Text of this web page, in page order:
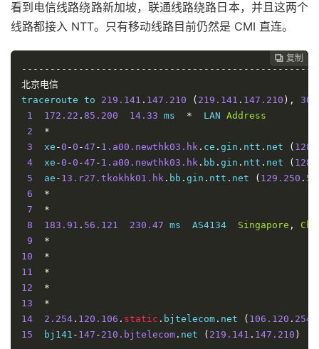
看到电信线路绕路新加坡，联通线路绕路日本，并且这两个
线路都接入 NTT。只有移动线路目前仍然是 CMI 直连。
 复制
 复制
 复制
北京电信
traceroute to 219.141 . 147.210 ( 219.141 . 147.210 ), 30
1
172.22 . 85.200 14.33 ms *
  LAN
Address
2
*
3
  xe
-0 -0 -47 - 1.a00.newthk03.hk . ce . gin . ntt . net (
4
  xe
-0 -0 -47 - 1.a00.newthk03.hk . bb . gin . ntt . net (
5
  ae
- 13.r27.tkokhk01.hk . bb . gin . ntt . net ( 129.250 .
6
*
7
*
8
183.91 . 56.121 230.47 ms  AS4134 Singapore ,
9
*
10
*
11
*
12
*
13
*
14
2.254 . 120.106 . static . bjtelecom . net ( 106.120 .
15
  bj141
- 147 - 210.bjtelecom . net ( 219.141 . 147.210 )